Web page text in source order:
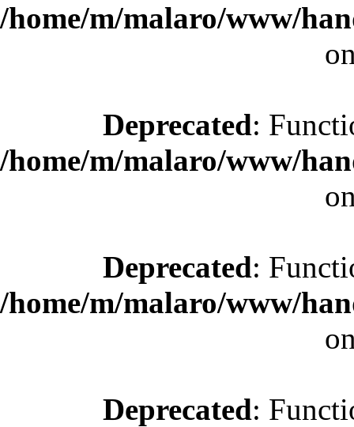
/home/m/malaro/www/
Deprecated:
/home/m/malaro/www/
Deprecated:
/home/m/malaro/www/
Deprecated: